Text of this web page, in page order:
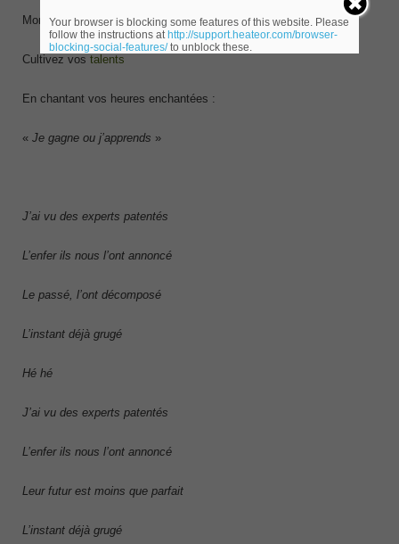
Mon Vœu pour la nouvelle année :
Cultivez vos talents
En chantant vos heures enchantées :
« Je gagne ou j’apprends »
J’ai vu des experts patentés
L’enfer ils nous l’ont annoncé
Le passé, l’ont décomposé
L’instant déjà grugé
Hé hé
J’ai vu des experts patentés
L’enfer ils nous l’ont annoncé
Leur futur est moins que parfait
L’instant déjà grugé
Your browser is blocking some features of this website. Please
follow the instructions at http://support.heateor.com/browser-
blocking-social-features/to unblock these.